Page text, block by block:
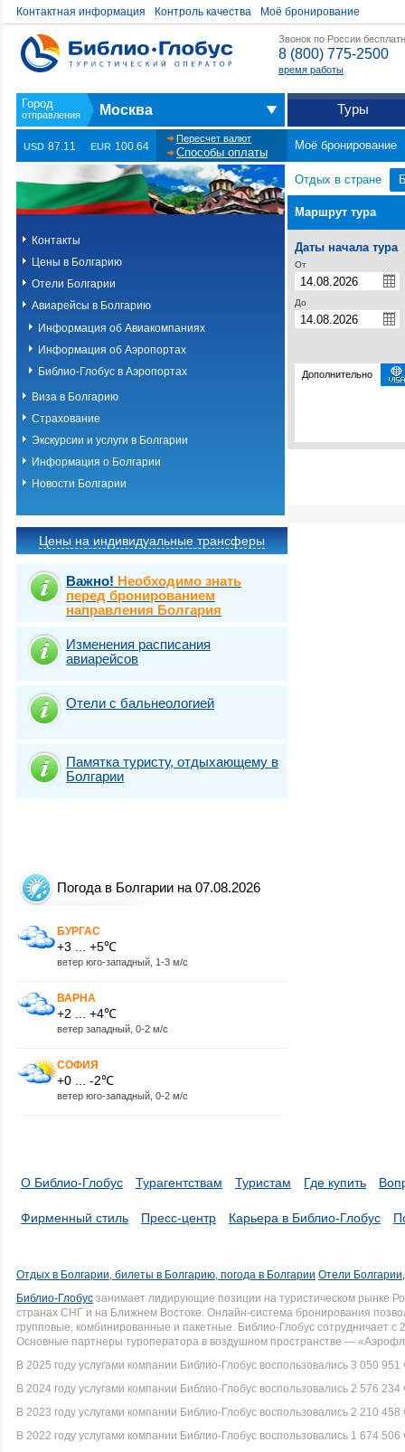
Контактная информация Контроль качества Моё бронирование
Звонок по России
8 (800) 775-2500
время работы
Москва Туры
USD 87.11 EUR 100.64
Пересчет валют
Способы оплаты
Моё бронирование
Контакты
Цены в Болгарию
Отели Болгарии
Авиарейсы в Болгарию
Информация об Авиакомпаниях
Информация об Аэропортах
Библио-Глобус в Аэропортах
Виза в Болгарию
Страхование
Экскурсии и услуги в Болгарии
Информация о Болгарии
Новости Болгарии
Цены на индивидуальные трансферы
Важно! Необходимо знать
перед бронированием
направления Болгария
Изменения расписания
авиарейсов
Отели с бальнеологией
Памятка туристу, отдыхающему в
Болгарии
Погода в Болгарии на 07.08.2026
БУРГАС
+3 ... +5℃
ветер юго-западный, 1-3 м/с
ВАРНА
+2 ... +4℃
ветер западный, 0-2 м/с
СОФИЯ
+0 ... -2℃
ветер юго-западный, 0-2 м/с
Отдых в стране
Маршрут тура
Даты начала тура
От
До
Дополнительно
Виза
О Библио-Глобус Турагентствам Туристам Где купить
Фирменный стиль Пресс-центр Карьера в Библио-Глобус
Отдых в Болгарии, билеты в Болгарию, погода в Болгарии Отели
Библио-Глобус занимает лидирующие позиции на туристическом рынке
странах СНГ и на Ближнем Востоке. Онлайн-система бронирования
групповые, комбинированные и пакетные. Библио-Глобус сотрудничает
Основные партнеры туроператора в воздушном пространстве —
В 2025 году услугами компании Библио-Глобус воспользовались 3 050 951
В 2024 году услугами компании Библио-Глобус воспользовались 2 576 234
В 2023 году услугами компании Библио-Глобус воспользовались 2 210 458
В 2022 году услугами компании Библио-Глобус воспользовались 1 674 506